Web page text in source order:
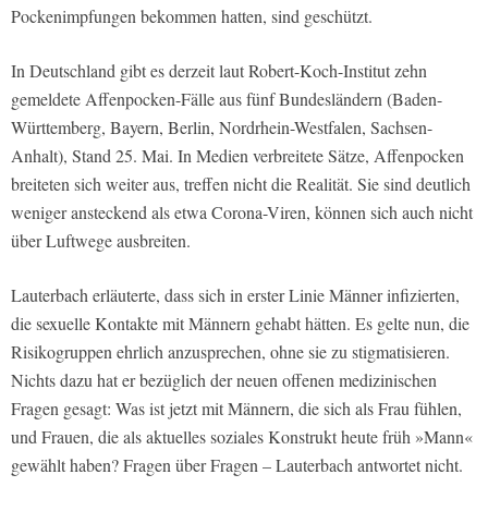
Pockenimpfungen bekommen hatten, sind geschützt.
In Deutschland gibt es derzeit laut Robert-Koch-Institut zehn
gemeldete Affenpocken-Fälle aus fünf Bundesländern (Baden-
Württemberg, Bayern, Berlin, Nordrhein-Westfalen, Sachsen-
Anhalt), Stand 25. Mai. In Medien verbreitete Sätze, Affenpocken
breiteten sich weiter aus, treffen nicht die Realität. Sie sind deutlich
weniger ansteckend als etwa Corona-Viren, können sich auch nicht
über Luftwege ausbreiten.
Lauterbach erläuterte, dass sich in erster Linie Männer infizierten,
die sexuelle Kontakte mit Männern gehabt hätten. Es gelte nun, die
Risikogruppen ehrlich anzusprechen, ohne sie zu stigmatisieren.
Nichts dazu hat er bezüglich der neuen offenen medizinischen
Fragen gesagt: Was ist jetzt mit Männern, die sich als Frau fühlen,
und Frauen, die als aktuelles soziales Konstrukt heute früh »Mann«
gewählt haben? Fragen über Fragen – Lauterbach antwortet nicht.